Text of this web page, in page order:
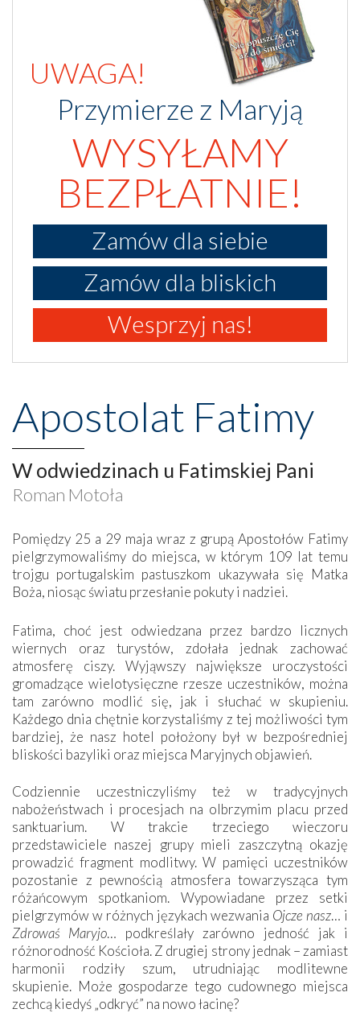
UWAGA!
Przymierze z Maryją
WYSYŁAMY
BEZPŁATNIE!
Zamów dla siebie
Zamów dla bliskich
Wesprzyj nas!
Apostolat Fatimy
W odwiedzinach u Fatimskiej Pani
Roman Motoła
Pomiędzy 25 a 29 maja wraz z grupą Apostołów Fatimy
pielgrzymowaliśmy do miejsca, w którym 109 lat temu
trojgu portugalskim pastuszkom ukazywała się Matka
Boża, niosąc światu przesłanie pokuty i nadziei.
Fatima, choć jest odwiedzana przez bardzo licznych
wiernych oraz turystów, zdołała jednak zachować
atmosferę ciszy. Wyjąwszy największe uroczystości
gromadzące wielotysięczne rzesze uczestników, można
tam zarówno modlić się, jak i słuchać w skupieniu.
Każdego dnia chętnie korzystaliśmy z tej możliwości tym
bardziej, że nasz hotel położony był w bezpośredniej
bliskości bazyliki oraz miejsca Maryjnych objawień.
Codziennie uczestniczyliśmy też w tradycyjnych
nabożeństwach i procesjach na olbrzymim placu przed
sanktuarium. W trakcie trzeciego wieczoru
przedstawiciele naszej grupy mieli zaszczytną okazję
prowadzić fragment modlitwy. W pamięci uczestników
pozostanie z pewnością atmosfera towarzysząca tym
różańcowym spotkaniom. Wypowiadane przez setki
pielgrzymów w różnych językach wezwania Ojcze nasz… i
Zdrowaś Maryjo… podkreślały zarówno jedność jak i
różnorodność Kościoła. Z drugiej strony jednak – zamiast
harmonii rodziły szum, utrudniając modlitewne
skupienie. Może gospodarze tego cudownego miejsca
zechcą kiedyś „odkryć” na nowo łacinę?